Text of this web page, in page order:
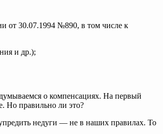
от 30.07.1994 №890, в том числе к
и др.);
о компенсациях. На первый
Но правильно ли это?
недуги — не в наших правилах. То